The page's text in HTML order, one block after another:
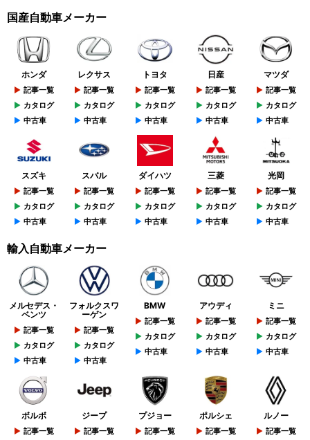
国産自動車メーカー
ホンダ
記事一覧
カタログ
中古車
レクサス
記事一覧
カタログ
中古車
トヨタ
記事一覧
カタログ
中古車
日産
記事一覧
カタログ
中古車
マツダ
記事一覧
カタログ
中古車
スズキ
記事一覧
カタログ
中古車
スバル
記事一覧
カタログ
中古車
ダイハツ
記事一覧
カタログ
中古車
三菱
記事一覧
カタログ
中古車
光岡
記事一覧
カタログ
中古車
輸入自動車メーカー
メルセデス・
ベンツ
記事一覧
カタログ
中古車
フォルクスワ
ーゲン
記事一覧
カタログ
中古車
BMW
記事一覧
カタログ
中古車
アウディ
記事一覧
カタログ
中古車
ミニ
記事一覧
カタログ
中古車
ボルボ
記事一覧
ジープ
記事一覧
プジョー
記事一覧
ポルシェ
記事一覧
ルノー
記事一覧